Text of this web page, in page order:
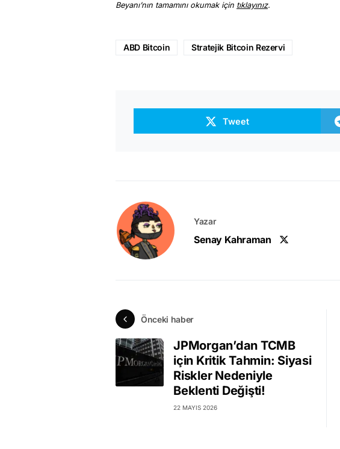
Beyanı’nın tamamını okumak için tıklayınız.
ABD Bitcoin Stratejik Bitcoin Rezervi
Tweet
Yazar
Senay Kahraman
Önceki haber
JPMorgan’dan TCMB
için Kritik Tahmin: Siyasi
Riskler Nedeniyle
Beklenti Değişti!
22 MAYIS 2026